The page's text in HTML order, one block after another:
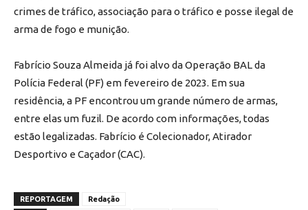
crimes de tráfico, associação para o tráfico e posse ilegal de
arma de fogo e munição.
Fabrício Souza Almeida já foi alvo da Operação BAL da
Polícia Federal (PF) em fevereiro de 2023. Em sua
residência, a PF encontrou um grande número de armas,
entre elas um fuzil. De acordo com informações, todas
estão legalizadas. Fabrício é Colecionador, Atirador
Desportivo e Caçador (CAC).
REPORTAGEM
Redação